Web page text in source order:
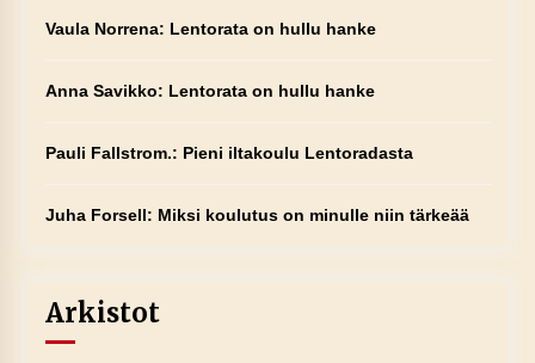
Vaula Norrena: Lentorata on hullu hanke
Anna Savikko: Lentorata on hullu hanke
Pauli Fallstrom.: Pieni iltakoulu Lentoradasta
Juha Forsell: Miksi koulutus on minulle niin tärkeää
Arkistot